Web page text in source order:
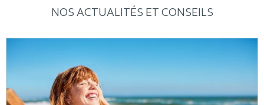
NOS ACTUALITÉS ET CONSEILS